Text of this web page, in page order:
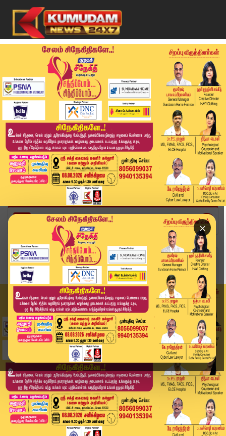
×
Home
வீடியோ ஸ்டோரி
தென்மேற்கு வங்கக் கடல் பகுதிகளில் புயல் எச்சரிக...